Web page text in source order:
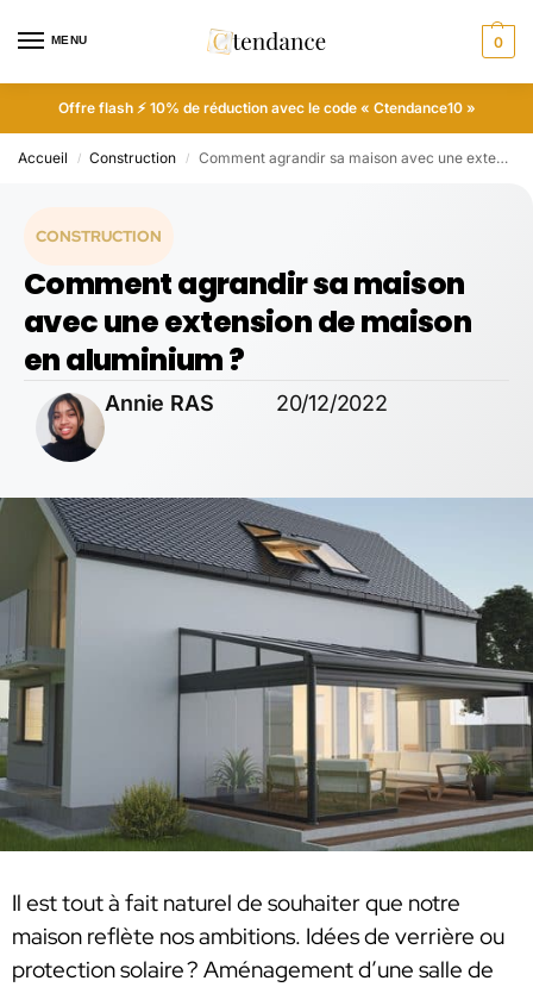
MENU 0
Offre flash ⚡ 10% de réduction avec le code « Ctendance10 »
Accueil / Construction / Comment agrandir sa maison avec une extension de maison en aluminium ?
CONSTRUCTION
Comment agrandir sa maison
avec une extension de maison
en aluminium ?
Annie RAS 20/12/2022
Il est tout à fait naturel de souhaiter que notre
maison reflète nos ambitions. Idées de verrière ou
protection solaire ? Aménagement d’une salle de